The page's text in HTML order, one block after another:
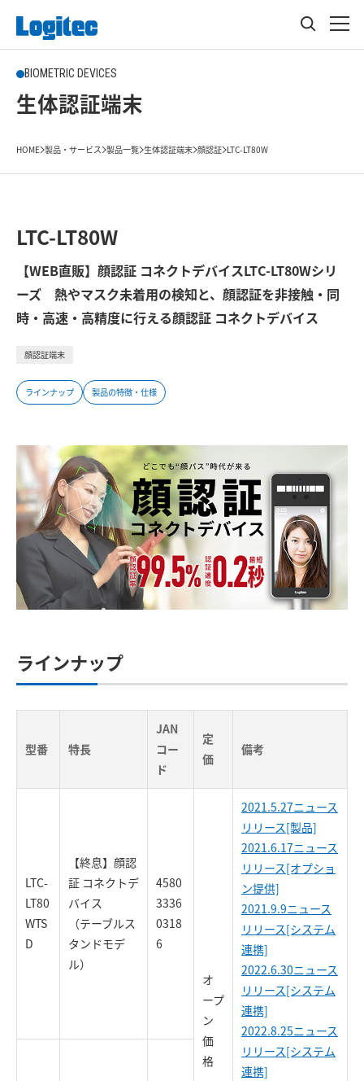
BIOMETRIC DEVICES
生体認証端末
HOME 製品・サービス 製品一覧 生体認証端末 顔認証 LTC-LT80W
LTC-LT80W
【WEB直販】顔認証 コネクトデバイスLTC-LT80Wシリ
ーズ 熱やマスク未着用の検知と、顔認証を非接触・同
時・高速・高精度に行える顔認証 コネクトデバイス
顔認証端末
ラインナップ 製品の特徴・仕様
ラインナップ
型番 特長
JAN
コー
ド
定
価
備考
LTC-
LT80
WTS
D
【終息】顔認
証 コネクトデ
バイス
（テーブルス
タンドモデ
ル）
4580
3336
0318
6
オ
ープ
ン
価
格
2021.5.27ニュース
リリース[製品]
2021.6.17ニュース
リリース[オプショ
ン提供]
2021.9.9ニュース
リリース[システム
連携]
2022.6.30ニュース
リリース[システム
連携]
2022.8.25ニュース
リリース[システム
連携]